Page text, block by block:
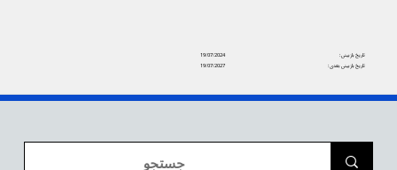
19/07/2024
تاریخ بازبینی:
19/07/2027
تاریخ بازبینی بعدی: